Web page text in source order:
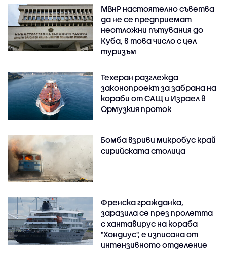
МВнР настоятелно съветва
да не се предприемат
неотложни пътувания до
Куба, в това число с цел
туризъм
Техеран разглежда
законопроект за забрана на
кораби от САЩ и Израел в
Ормузкия проток
Бомба взриви микробус край
сирийската столица
Френска гражданка,
заразила се през пролетта
с хантавирус на кораба
"Хондиус", е изписана от
интензивното отделение